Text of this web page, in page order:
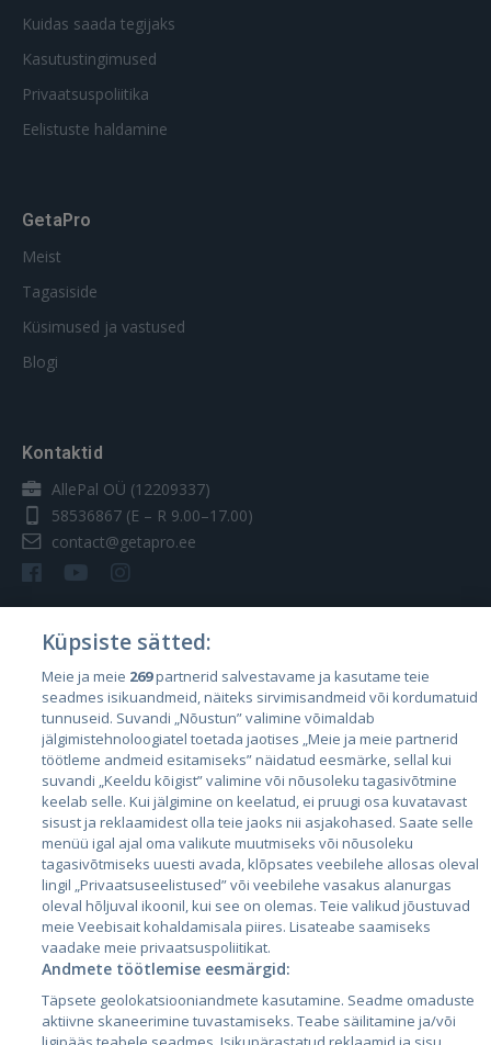
Kuidas saada tegijaks
Kasutustingimused
Privaatsuspoliitika
Eelistuste haldamine
GetaPro
Meist
Tagasiside
Küsimused ja vastused
Blogi
Kontaktid
AllePal OÜ (12209337)
58536867 (E – R 9.00–17.00)
contact@getapro.ee
Riigid
Eesti
Läti
Leedu
City24.lv
City24.ee
GetaPro.lv
CVbankas.lt
Kainos.lt
Paslaugos.lt
Küpsiste sätted:
Meie ja meie 269partnerid salvestavame ja kasutame teie
seadmes isikuandmeid, näiteks sirvimisandmeid või kordumatuid
tunnuseid. Suvandi „Nõustun” valimine võimaldab
jälgimistehnoloogiatel toetada jaotises „Meie ja meie partnerid
töötleme andmeid esitamiseks” näidatud eesmärke, sellal kui
suvandi „Keeldu kõigist” valimine või nõusoleku tagasivõtmine
keelab selle. Kui jälgimine on keelatud, ei pruugi osa kuvatavast
sisust ja reklaamidest olla teie jaoks nii asjakohased. Saate selle
menüü igal ajal oma valikute muutmiseks või nõusoleku
tagasivõtmiseks uuesti avada, klõpsates veebilehe allosas oleval
lingil „Privaatsuseelistused” või veebilehe vasakus alanurgas
oleval hõljuval ikoonil, kui see on olemas. Teie valikud jõustuvad
meie Veebisait kohaldamisala piires. Lisateabe saamiseks
vaadake meie privaatsuspoliitikat.
Andmete töötlemise eesmärgid:
Täpsete geolokatsiooniandmete kasutamine. Seadme omaduste
aktiivne skaneerimine tuvastamiseks. Teabe säilitamine ja/või